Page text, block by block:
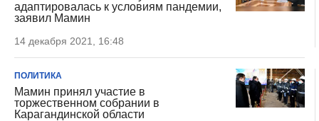
адаптировалась к условиям пандемии,
заявил Мамин
14 декабря 2021, 16:48
ПОЛИТИКА
Мамин принял участие в
торжественном собрании в
Карагандинской области